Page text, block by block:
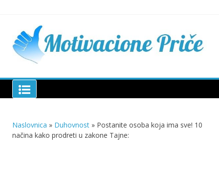
Motivacione Priče
Naslovnica » Duhovnost » Postanite osoba koja ima sve! 10
načina kako prodreti u zakone Tajne: